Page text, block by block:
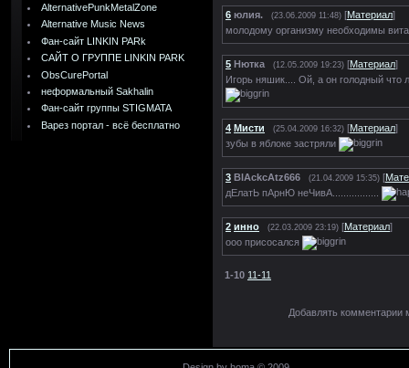
AlternativePunkMetalZone
Alternative Music News
Фан-сайт LINKIN PARk
САЙТ О ГРУППЕ LINKIN PARK
ObsCurePortal
неформальный Sakhalin
Фан-сайт группы STIGMATA
Варез портал - всё бесплатно
6 юлия. (23.06.2009 11:48) [Материал]
молодому организму необходимы
5 Нютка (12.05.2009 19:23) [Материал]
Игорь няшик.... Ой, а он голодный что
4 Мисти (25.04.2009 16:32) [Материал]
зубы в яблоке застряли
3 BlAckcAtz666 (21.04.2009 15:35) [
дЕлатЬ пАрнЮ неЧивА.................
2 инно (22.03.2009 23:19) [Материал]
ооо присосался
1-10 11-11
Добавлять комментарии